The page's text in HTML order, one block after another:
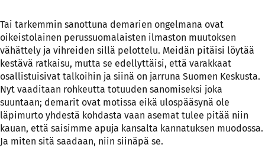
Tai tarkemmin sanottuna demarien ongelmana ovat
oikeistolainen perussuomalaisten ilmaston muutoksen
vähättely ja vihreiden sillä pelottelu. Meidän pitäisi löytää
kestävä ratkaisu, mutta se edellyttäisi, että varakkaat
osallistuisivat talkoihin ja siinä on jarruna Suomen Keskusta.
Nyt vaaditaan rohkeutta totuuden sanomiseksi joka
suuntaan; demarit ovat motissa eikä ulospääsynä ole
läpimurto yhdestä kohdasta vaan asemat tulee pitää niin
kauan, että saisimme apuja kansalta kannatuksen muodossa.
Ja miten sitä saadaan, niin siinäpä se.